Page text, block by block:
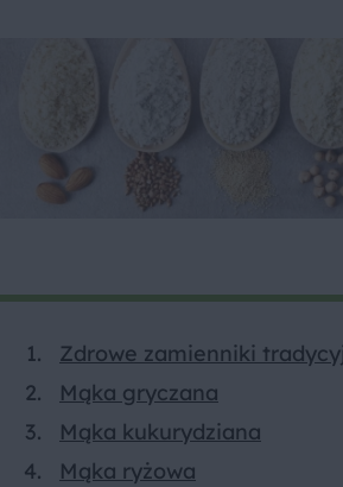
Zdrowe zamienniki
Mąka gryczana
Mąka kukurydziana
Mąka ryżowa